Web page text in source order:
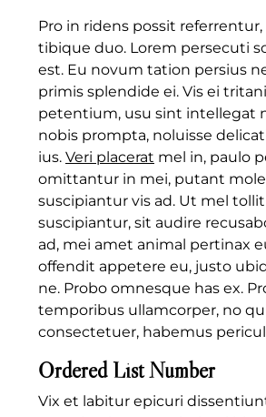
Pro in ridens possit
tibique duo. Lorem persecuti
est. Eu novum tation persius
primis splendide ei. Vis ei
petentium, usu sint intellegat
nobis prompta, noluisse
ius. Veri placerat mel in, paulo
omittantur in mei, putant
suscipiantur vis ad. Ut mel
suscipiantur, sit audire
ad, mei amet animal pertinax
offendit appetere eu, justo
ne. Probo omnesque has ex.
temporibus ullamcorper, no
consectetuer, habemus
Ordered List Number
Vix et labitur epicuri